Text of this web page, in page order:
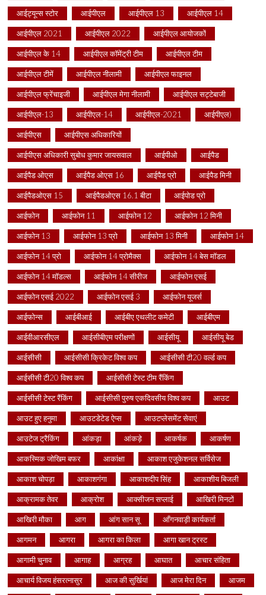
आईट्यून्स स्टोर आईपीएल आईपीएल 13 आईपीएल 14
आईपीएल 2021 आईपीएल 2022 आईपीएल आयोजकों
आईपीएल के 14 आईपीएल कॉमेंट्री टीम आईपीएल टीम
आईपीएल टीमें आईपीएल नीलामी आईपीएल फाइनल
आईपीएल फ्रेंचाइजी आईपीएल मेगा नीलामी आईपीएल सट्टेबाजी
आईपीएल-13 आईपीएल-14 आईपीएल-2021 आईपीएल)
आईपीएस आईपीएस अधिकारियों
आईपीएस अधिकारी सुबोध कुमार जायसवाल आईपीओ आईपैड
आईपैड ओएस आईपैड ओएस 16 आईपैड प्रो आईपैड मिनी
आईपैडओएस 15 आईपैडओएस 16.1 बीटा आईपोड प्रो
आईफोन आईफोन 11 आईफोन 12 आईफोन 12 मिनी
आईफोन 13 आईफोन 13 प्रो आईफोन 13 मिनी आईफोन 14
आईफोन 14 प्रो आईफोन 14 प्रोमैक्स आईफोन 14 बेस मॉडल
आईफोन 14 मॉडल्स आईफोन 14 सीरीज आईफोन एसई
आईफोन एसई 2022 आईफोन एसई 3 आईफोन यूजर्स
आईफोन्स आईबीआई आईबीए एथलीट कमेटी आईबीएम
आईवीआरसीएल आईसीबीएम परीक्षणों आईसीयू आईसीयू बेड
आईसीसी आईसीसी क्रिकेट विश्व कप आईसीसी टी20 वर्ल्ड कप
आईसीसी टी20 विश्व कप आईसीसी टेस्ट टीम रैंकिंग
आईसीसी टेस्ट रैंकिंग आईसीसी पुरुष एकदिवसीय विश्व कप आउट
आउट हुए हनुमा आउटडेटेड ऐप्स आउटप्लेसमेंट सेवाएं
आउटेज ट्रैकिंग आंकड़ा आंकड़े आकर्षक आकर्षण
आकस्मिक जोखिम बफर आकांक्षा आकाश एजुकेशनल सर्विसेज
आकाश चोपड़ा आकाशगंगा आकाशदीप सिंह आकाशीय बिजली
आक्रामक तेवर आक्रोश आक्सीजन सप्लाई आखिरी मिनटों
आखिरी मौका आग आंग सान सू आँगनवाड़ी कार्यकर्ता
आगमन आगरा आगरा का किला आगा खान ट्रस्ट
आगामी चुनाव आगाह आग्रह आघात आचार संहिता
आचार्य विजय हंसरत्नासुर आज की सुर्खियां आज मेरा दिन आजम